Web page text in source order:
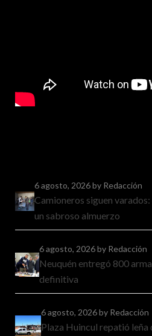
6 agosto, 2026by Redacción
Camioneros siguen
un sabroso almuerzo
6 agosto, 2026by Redacción
Neuquén entregó 800
definitiva
6 agosto, 2026by Redacción
Plaza Huincul repatió